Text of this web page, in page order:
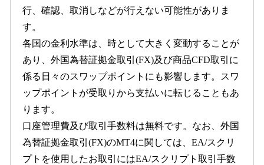
行、確認、取消しなどが行えない可能性がありま
す。
各国の金利水準は、時として大きく変動することが
あり、外国為替証拠金取引(FX)及び商品CFD取引に
係る日々のスワップポイントにも影響します。スワ
ップポイントが受取りから支払いに転じることもあ
ります。
口座管理費及び取引手数料は無料です。なお、外国
為替証拠金取引(FX)のMT4に関しては、EA/スクリ
プトを使用したお取引にはEA/スクリプト取引手数